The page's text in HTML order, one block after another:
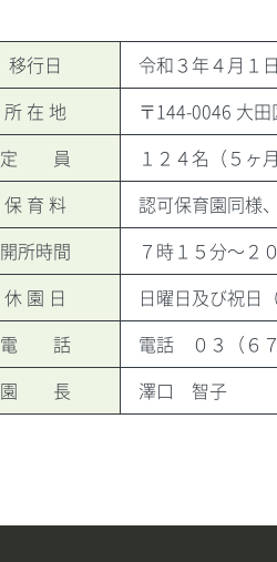
移行日
令和３年４月１日
所 在 地
〒144-0046 大
定 員
１２４名（５ヶ
保 育 料
認可保育園同様
開所時間
７時１５分～２
休 園 日
日曜日及び祝日
電 話
電話 ０３（６
園 長
澤口 智子